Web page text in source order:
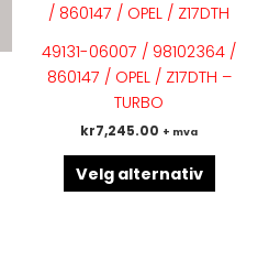
49131-06007 / 98102364 /
860147 / OPEL / Z17DTH –
TURBO
kr7,245.00 + mva
Velg alternativ
har
flere
på